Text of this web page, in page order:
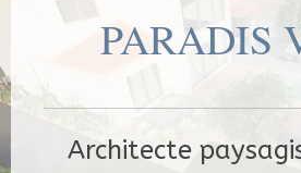
PARADIS
Architecte